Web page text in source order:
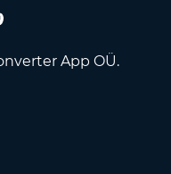
App OÜ.